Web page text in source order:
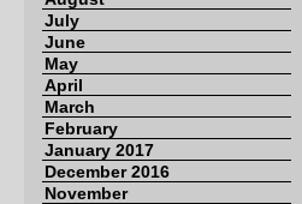
July
June
May
April
March
February
January 2017
December 2016
November